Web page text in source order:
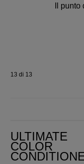
Il punto
13 di 13
ULTIMATE
COLOR